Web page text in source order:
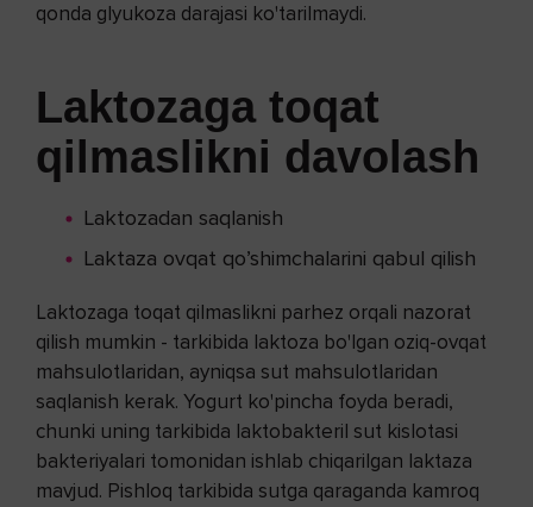
qonda glyukoza darajasi ko'tarilmaydi.
Laktozaga toqat
qilmaslikni davolash
Laktozadan saqlanish
Laktaza ovqat qo’shimchalarini qabul qilish
Laktozaga toqat qilmaslikni parhez orqali nazorat
qilish mumkin - tarkibida laktoza bo'lgan oziq-ovqat
mahsulotlaridan, ayniqsa sut mahsulotlaridan
saqlanish kerak. Yogurt ko'pincha foyda beradi,
chunki uning tarkibida laktobakteril sut kislotasi
bakteriyalari tomonidan ishlab chiqarilgan laktaza
mavjud. Pishloq tarkibida sutga qaraganda kamroq